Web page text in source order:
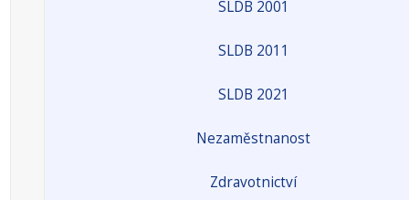
SLDB 2001
SLDB 2011
SLDB 2021
Nezaměstnanost
Zdravotnictví